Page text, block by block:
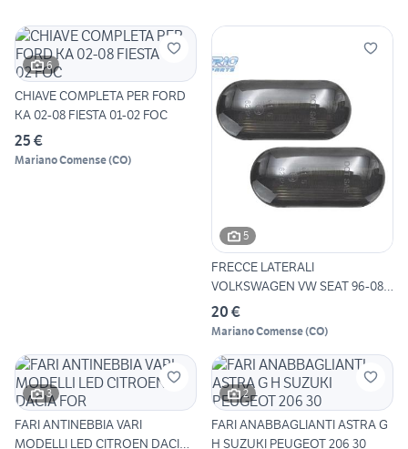
6
CHIAVE COMPLETA PER FORD
KA 02-08 FIESTA 01-02 FOC
25 €
Mariano Comense(CO)
5
FRECCE LATERALI
VOLKSWAGEN VW SEAT 96-08
LED CRIST
20 €
Mariano Comense(CO)
3
FARI ANTINEBBIA VARI
MODELLI LED CITROEN DACIA
2
FARI ANABBAGLIANTI ASTRA G
H SUZUKI PEUGEOT 206 30